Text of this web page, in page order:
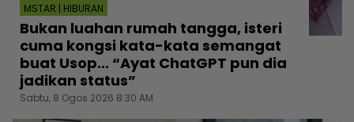
MSTAR | HIBURAN
Bukan luahan rumah tangga, isteri
cuma kongsi kata-kata semangat
buat Usop... “Ayat ChatGPT pun dia
jadikan status”
Sabtu, 8 Ogos 2026 8:30 AM